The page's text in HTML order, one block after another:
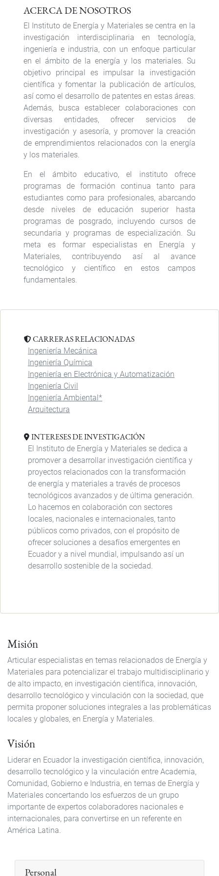
ACERCA DE NOSOTROS
El Instituto de Energía y Materiales se centra en la
investigación interdisciplinaria en tecnología,
ingeniería e industria, con un enfoque particular
en el ámbito de la energía y los materiales. Su
objetivo principal es impulsar la investigación
científica y fomentar la publicación de artículos,
así como el desarrollo de patentes en estas áreas.
Además, busca establecer colaboraciones con
diversas entidades, ofrecer servicios de
investigación y asesoría, y promover la creación
de emprendimientos relacionados con la energía
y los materiales.
En el ámbito educativo, el instituto ofrece
programas de formación continua tanto para
estudiantes como para profesionales, abarcando
desde niveles de educación superior hasta
programas de posgrado, incluyendo cursos de
secundaria y programas de especialización. Su
meta es formar especialistas en Energía y
Materiales, contribuyendo así al avance
tecnológico y científico en estos campos
fundamentales.
CARRERAS RELACIONADAS
Ingeniería Mecánica
Ingeniería Química
Ingeniería en Electrónica y Automatización
Ingeniería Civil
Ingeniería Ambiental*
Arquitectura
INTERESES DE INVESTIGACIÓN
El Instituto de Energía y Materiales se dedica a
promover a desarrollar investigación científica y
proyectos relacionados con la transformación
de energía y materiales a través de procesos
tecnológicos avanzados y de última generación.
Lo hacemos en colaboración con sectores
locales, nacionales e internacionales, tanto
públicos como privados, con el propósito de
ofrecer soluciones a desafíos emergentes en
Ecuador y a nivel mundial, impulsando así un
desarrollo sostenible de la sociedad.
Misión
Articular especialistas en temas relacionados de Energía y
Materiales para potencializar el trabajo multidisciplinario y
de alto impacto, en investigación científica, innovación,
desarrollo tecnológico y vinculación con la sociedad, que
permita proponer soluciones integrales a las problemáticas
locales y globales, en Energía y Materiales.
Visión
Liderar en Ecuador la investigación científica, innovación,
desarrollo tecnológico y la vinculación entre Academia,
Comunidad, Gobierno e Industria, en temas de Energía y
Materiales concertando los esfuerzos de un grupo
importante de expertos colaboradores nacionales e
internacionales, para convertirse en un referente en
América Latina.
Personal